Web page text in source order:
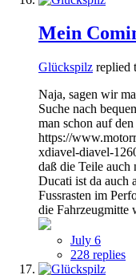
Mein
Glückspilz replied
Naja, sagen wir
Suche nach
man schon auf
https://
xdiavel-diavel-
daß die Teile auch
Ducati ist da auch
Fussrasten im
die
July 6
228 replies